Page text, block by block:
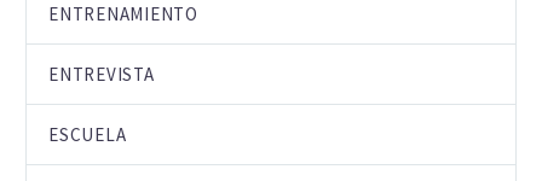
ENTRENAMIENTO
ENTREVISTA
ESCUELA